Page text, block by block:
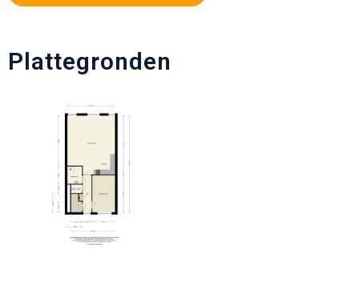
Plattegronden